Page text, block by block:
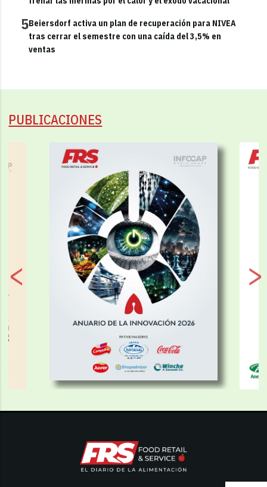
5Beiersdorf activa un plan de recuperación para NIVEA
tras cerrar el semestre con una caída del 3,5% en
ventas
PUBLICACIONES